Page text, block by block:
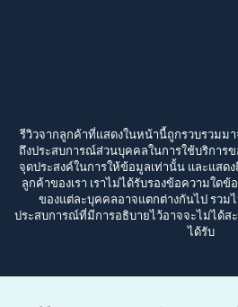
รีวิวจากลูกค้าที่แสดงในหน้านี้ถูกรวบรวมม
ถึงประสบการณ์ส่วนบุคคลในการใช้บริการข
จุดประสงค์ในการให้ข้อมูลเท่านั้น และแสด
ลูกค้าของเรา เราไม่ได้รับรองข้อความใด
ของแต่ละบุคคลอาจแตกต่างกันไป รวมไ
ประสบการณ์ที่มีการอธิบายไว้อาจจะไม่ได้
ได้รับ